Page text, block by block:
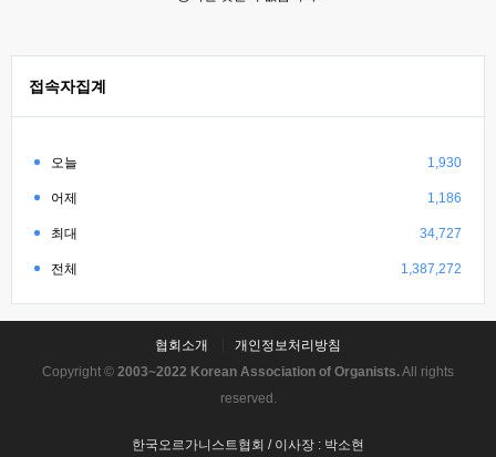
접속자집계
오늘 1,930
어제 1,186
최대 34,727
전체 1,387,272
협회소개
개인정보처리방침
Copyright © 2003~2022 Korean Association of Organists.All rights
reserved.
한국오르가니스트협회 / 이사장 : 박소현